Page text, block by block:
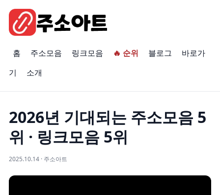
홈 주소모음 링크모음 🔥 순위 블로그
바로가
기
소개
2026년 기대되는 주소모음 5
위 · 링크모음 5위
2025.10.14 · 주소아트